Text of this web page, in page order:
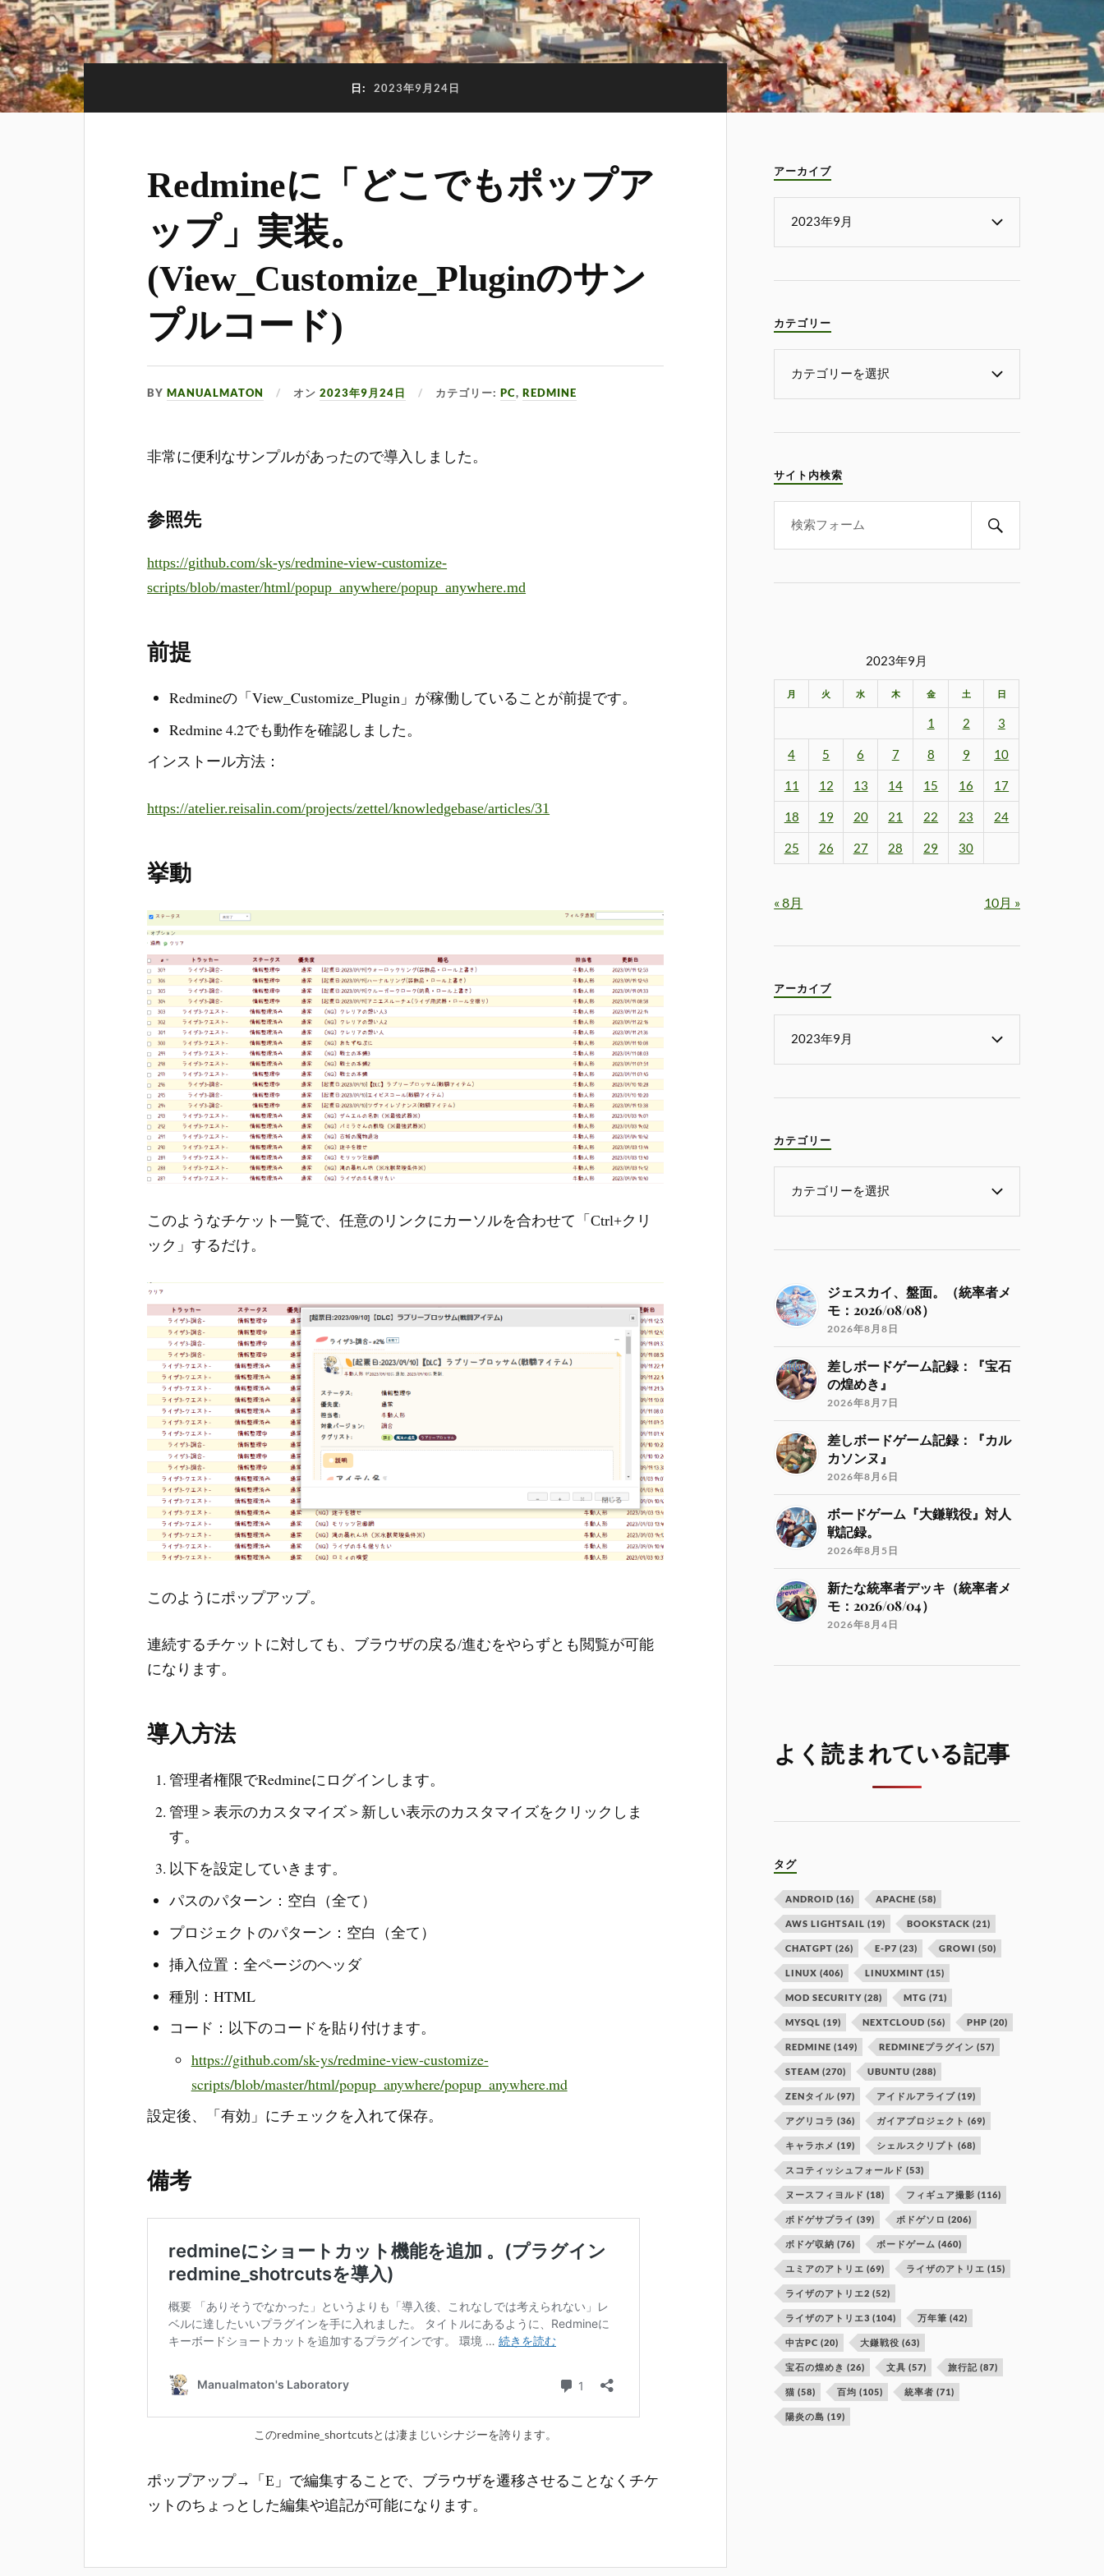
日: 2023年9月24日
Redmineに「どこでもポップア
ップ」実装。
(View_Customize_Pluginのサン
プルコード)
BYMANUALMATON オン2023年9月24日 カテゴリー:PC,REDMINE
非常に便利なサンプルがあったので導入しました。
参照先
https://github.com/sk-ys/redmine-view-customize-
scripts/blob/master/html/popup_anywhere/popup_anywhere.md
前提
Redmineの「View_Customize_Plugin」が稼働していることが前提です。
Redmine 4.2でも動作を確認しました。
インストール方法：
https://atelier.reisalin.com/projects/zettel/knowledgebase/articles/31
挙動
このようなチケット一覧で、任意のリンクにカーソルを合わせて「Ctrl+クリ
ック」するだけ。
このようにポップアップ。
連続するチケットに対しても、ブラウザの戻る/進むをやらずとも閲覧が可能
になります。
導入方法
管理者権限でRedmineにログインします。
管理＞表示のカスタマイズ＞新しい表示のカスタマイズをクリックしま
す。
以下を設定していきます。
パスのパターン：空白（全て）
プロジェクトのパターン：空白（全て）
挿入位置：全ページのヘッダ
種別：HTML
コード：以下のコードを貼り付けます。
https://github.com/sk-ys/redmine-view-customize-
scripts/blob/master/html/popup_anywhere/popup_anywhere.md
設定後、「有効」にチェックを入れて保存。
備考
このredmine_shortcutsとは凄まじいシナジーを誇ります。
ポップアップ→「E」で編集することで、ブラウザを遷移させることなくチケ
ットのちょっとした編集や追記が可能になります。
アーカイブ
カテゴリー
サイト内検索
2023年9月
月 火 水 木 金 土 日
1 2 3
4 5 6 7 8 9 10
11 12 13 14 15 16 17
18 19 20 21 22 23 24
25 26 27 28 29 30
« 8月 10月 »
アーカイブ
カテゴリー
ジェスカイ、盤面。（統率者メ
モ：2026/08/08）
2026年8月8日
差しボードゲーム記録：『宝石
の煌めき』
2026年8月7日
差しボードゲーム記録：『カル
カソンヌ』
2026年8月6日
ボードゲーム『大鎌戦役』対人
戦記録。
2026年8月5日
新たな統率者デッキ（統率者メ
モ：2026/08/04）
2026年8月4日
よく読まれている記事
タグ
ANDROID (16) APACHE (58)
AWS LIGHTSAIL (19) BOOKSTACK (21)
CHATGPT (26) E-P7 (23) GROWI (50)
LINUX (406) LINUXMINT (15)
MOD SECURITY (28) MTG (71)
MYSQL (19) NEXTCLOUD (56) PHP (20)
REDMINE (149) REDMINEプラグイン (57)
STEAM (270) UBUNTU (288)
ZENタイル (97) アイドルアライブ (19)
アグリコラ (36) ガイアプロジェクト (69)
キャラホメ (19) シェルスクリプト (68)
スコティッシュフォールド (53)
ヌースフィヨルド (18) フィギュア撮影 (116)
ボドゲサプライ (39) ボドゲソロ (206)
ボドゲ収納 (76) ボードゲーム (460)
ユミアのアトリエ (69) ライザのアトリエ (15)
ライザのアトリエ2 (52)
ライザのアトリエ3 (104) 万年筆 (42)
中古PC (20) 大鎌戦役 (63)
宝石の煌めき (26) 文具 (57) 旅行記 (87)
猫 (58) 百均 (105) 統率者 (71)
陽炎の島 (19)